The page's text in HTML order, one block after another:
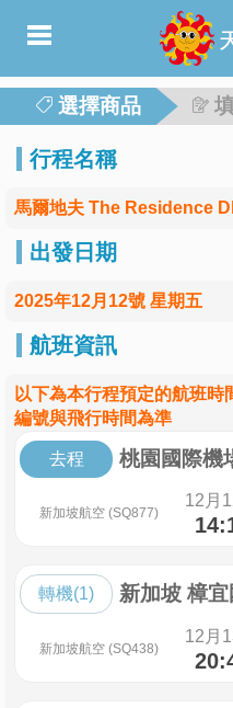
選擇商品
行程名稱
馬爾地夫 The Residence
出發日期
2025年12月12號 星期五
航班資訊
以下為本行程預定的航班
編號與飛行時間為準
去程 桃園國際機
新加坡航空 (SQ877)
12月
轉機(1) 新加坡 樟
新加坡航空 (SQ438)
12月